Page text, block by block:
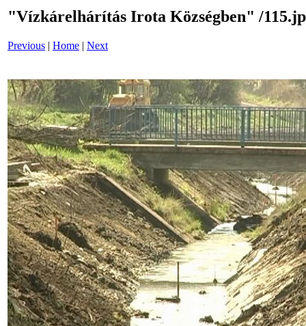
"Vízkárelhárítás Irota Községben" /
Previous | Home | Next